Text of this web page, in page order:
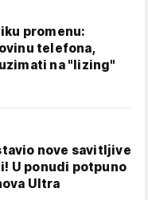
promenu:
telefona,
na "lizing"
nove savitljive
U ponudi potpuno
Ultra